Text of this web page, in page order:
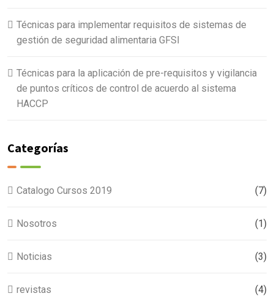
Técnicas para implementar requisitos de sistemas de
gestión de seguridad alimentaria GFSI
Técnicas para la aplicación de pre-requisitos y vigilancia
de puntos críticos de control de acuerdo al sistema
HACCP
Categorías
Catalogo Cursos 2019 (7)
Nosotros (1)
Noticias (3)
revistas (4)